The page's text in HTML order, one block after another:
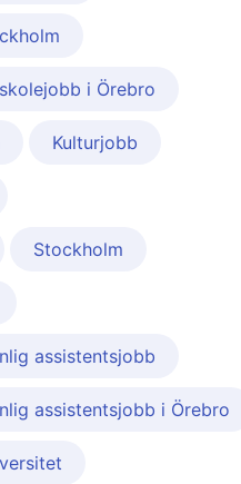
i Örebro
Kulturjobb
Stockholm
assistentsjobb
assistentsjobb i Örebro